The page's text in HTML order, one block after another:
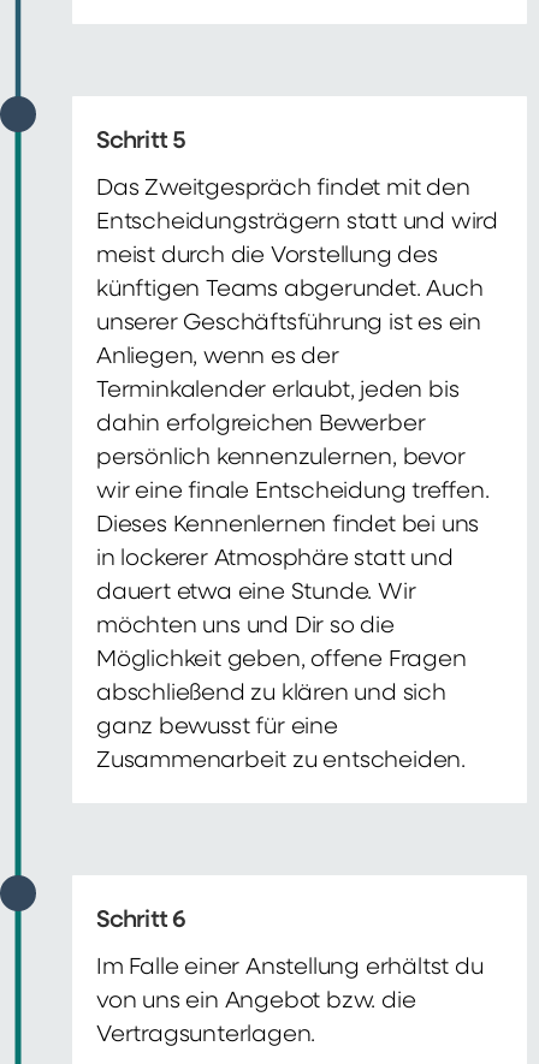
Schritt 5
Das Zweitgespräch findet mit den
Entscheidungsträgern statt und wird
meist durch die Vorstellung des
künftigen Teams abgerundet. Auch
unserer Geschäftsführung ist es ein
Anliegen, wenn es der
Terminkalender erlaubt, jeden bis
dahin erfolgreichen Bewerber
persönlich kennenzulernen, bevor
wir eine finale Entscheidung treffen.
Dieses Kennenlernen findet bei uns
in lockerer Atmosphäre statt und
dauert etwa eine Stunde. Wir
möchten uns und Dir so die
Möglichkeit geben, offene Fragen
abschließend zu klären und sich
ganz bewusst für eine
Zusammenarbeit zu entscheiden.
Schritt 6
Im Falle einer Anstellung erhältst du
von uns ein Angebot bzw. die
Vertragsunterlagen.